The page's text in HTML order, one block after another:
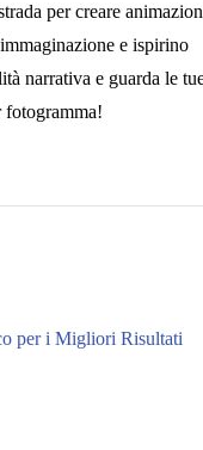
per creare
e ispirino
narrativa e guarda le
fotogramma!
per i Migliori Risultati